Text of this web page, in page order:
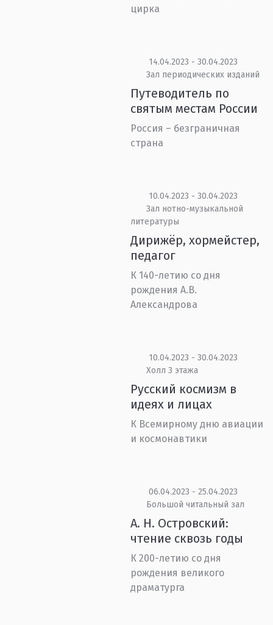
цирка
14.04.2023 - 30.04.2023
Зал периодических изданий
Путеводитель по
святым местам России
Россия – безграничная
страна
10.04.2023 - 30.04.2023
Зал нотно-музыкальной
литературы
Дирижёр, хормейстер,
педагог
К 140-летию со дня
рождения А.В.
Александрова
10.04.2023 - 30.04.2023
Холл 3 этажа
Русский космизм в
идеях и лицах
К Всемирному дню авиации
и космонавтики
06.04.2023 - 25.04.2023
Большой читальный зал
А. Н. Островский:
чтение сквозь годы
К 200-летию со дня
рождения великого
драматурга